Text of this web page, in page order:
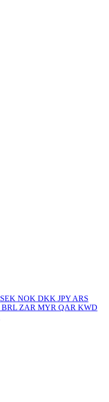
SEK NOK DKK JPY ARS
BRL ZAR MYR QAR KWD